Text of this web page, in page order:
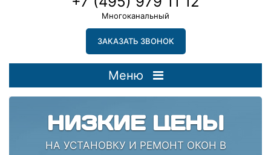
Многоканальный
ЗАКАЗАТЬ ЗВОНОК
Меню
НИЗКИЕ ЦЕНЫ
НА УСТАНОВКУ И РЕМОНТ ОКОН В